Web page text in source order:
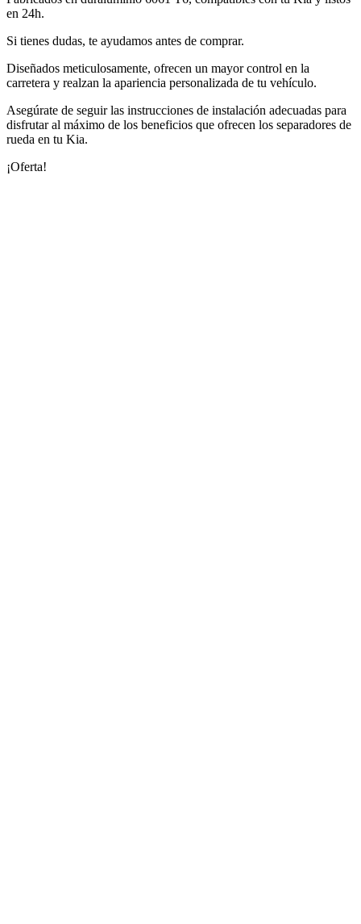
en 24h.
Si tienes dudas, te ayudamos antes de comprar.
Diseñados meticulosamente, ofrecen un mayor control en la
carretera y realzan la apariencia personalizada de tu vehículo.
Asegúrate de seguir las instrucciones de instalación adecuadas para
disfrutar al máximo de los beneficios que ofrecen los separadores de
rueda en tu Kia.
¡Oferta!